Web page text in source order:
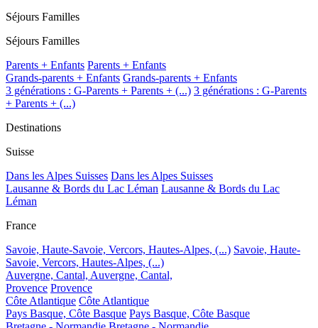
Séjours Familles
Séjours Familles
Parents + Enfants Parents + Enfants
Grands-parents + Enfants Grands-parents + Enfants
3 générations : G-Parents + Parents + (...) 3 générations : G-Parents
+ Parents + (...)
Destinations
Suisse
Dans les Alpes Suisses Dans les Alpes Suisses
Lausanne & Bords du Lac Léman Lausanne & Bords du Lac
Léman
France
Savoie, Haute-Savoie, Vercors, Hautes-Alpes, (...) Savoie, Haute-
Savoie, Vercors, Hautes-Alpes, (...)
Auvergne, Cantal, Auvergne, Cantal,
Provence Provence
Côte Atlantique Côte Atlantique
Pays Basque, Côte Basque Pays Basque, Côte Basque